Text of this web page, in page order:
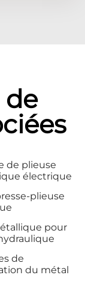
de
de plieuse
électrique
plieuse
pour
de
du métal